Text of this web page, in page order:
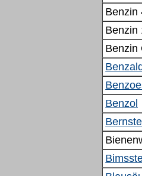
Benzin
Benzin
Benzin
Benzol